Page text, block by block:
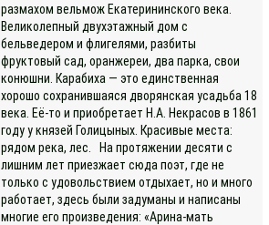
размахом вельмож Екатерининского века.
Великолепный двухэтажный дом с
бельведером и флигелями, разбиты
фруктовый сад, оранжереи, два парка, свои
конюшни. Карабиха — это единственная
хорошо сохранившаяся дворянская усадьба 18
века. Её-то и приобретает Н.А. Некрасов в 1861
году у князей Голицыных. Красивые места:
рядом река, лес. На протяжении десяти с
лишним лет приезжает сюда поэт, где не
только с удовольствием отдыхает, но и много
работает, здесь были задуманы и написаны
многие его произведения: «Арина-мать